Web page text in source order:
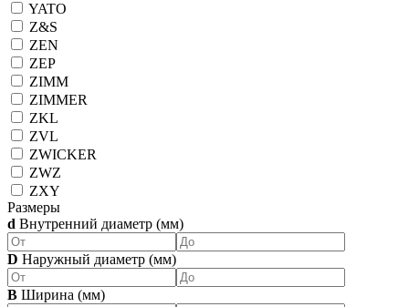
YATO
Z&S
ZEN
ZEP
ZIMM
ZIMMER
ZKL
ZVL
ZWICKER
ZWZ
ZXY
Размеры
d Внутренний диаметр (мм)
D Наружный диаметр (мм)
B Ширина (мм)